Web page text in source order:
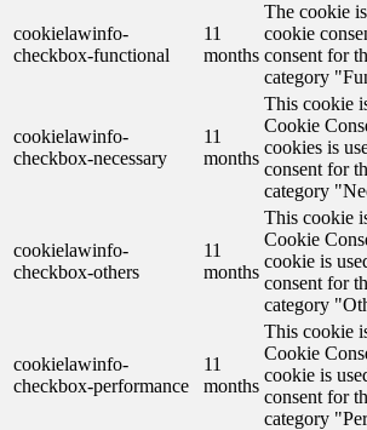
cookielawinfo-
checkbox-functional
11
months
The cookie
cookie
consent for
category
cookielawinfo-
checkbox-necessary
11
months
This cookie
Cookie
cookies is
consent for
category
cookielawinfo-
checkbox-others
11
months
This cookie
Cookie
cookie is
consent for
category
cookielawinfo-
checkbox-performance
11
months
This cookie
Cookie
cookie is
consent for
category